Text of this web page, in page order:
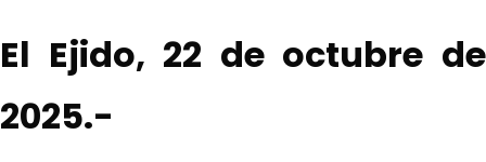
El Ejido, 22 de octubre de
2025.-